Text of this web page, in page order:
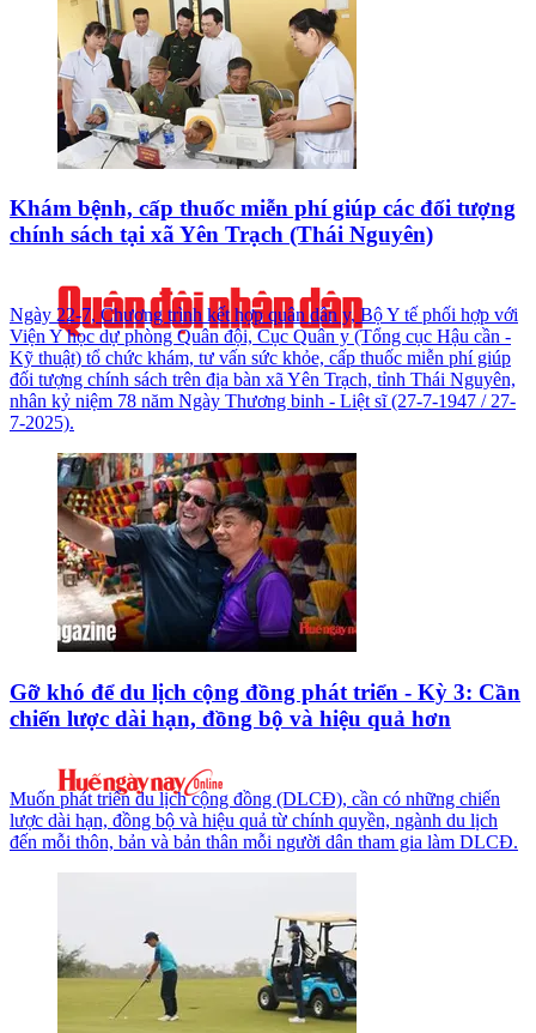
Khám bệnh, cấp thuốc miễn phí giúp các đối tượng
chính sách tại xã Yên Trạch (Thái Nguyên)
Ngày 22-7, Chương trình kết hợp quân dân y, Bộ Y tế phối hợp với
Viện Y học dự phòng Quân đội, Cục Quân y (Tổng cục Hậu cần -
Kỹ thuật) tổ chức khám, tư vấn sức khỏe, cấp thuốc miễn phí giúp
đối tượng chính sách trên địa bàn xã Yên Trạch, tỉnh Thái Nguyên,
nhân kỷ niệm 78 năm Ngày Thương binh - Liệt sĩ (27-7-1947 / 27-
7-2025).
Gỡ khó để du lịch cộng đồng phát triển - Kỳ 3: Cần
chiến lược dài hạn, đồng bộ và hiệu quả hơn
Muốn phát triển du lịch cộng đồng (DLCĐ), cần có những chiến
lược dài hạn, đồng bộ và hiệu quả từ chính quyền, ngành du lịch
đến mỗi thôn, bản và bản thân mỗi người dân tham gia làm DLCĐ.